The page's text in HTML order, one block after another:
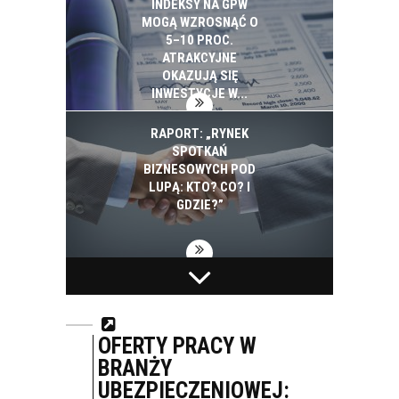
INDEKSY NA GPW
MOGĄ WZROSNĄĆ O
5–10 PROC.
ATRAKCYJNE
OKAZUJĄ SIĘ
INWESTYCJE W...
RAPORT: „RYNEK
SPOTKAŃ
BIZNESOWYCH POD
LUPĄ: KTO? CO? I
GDZIE?”
BIAŁYSTOK NA
PROJEKTY SMART
ZŁ. ZAPOWIADA
KOLEJNE
INWESTYCJE
PEPSICO INWESTUJE
W EKOLOGIĘ. W CIĄGU
ZUŻYCIE ENERGII I
WODY SPADŁO W
POLSKICH...
OFERTY PRACY W
BRANŻY
UBEZPIECZENIOWEJ: